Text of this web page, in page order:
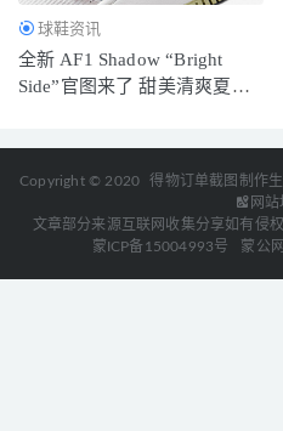
球鞋资讯
全新 AF1 Shadow “Bright
Side”官图来了 甜美清爽夏日
Copyright © 2020 得物订单截图制作
网站
文章部分来源互联网收集分享如有侵
蒙ICP备15004993号
蒙公
等了这么久终于要来了吗？
出！ 2022-05-20